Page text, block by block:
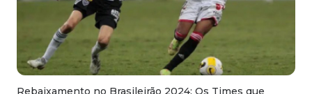
Rebaixamento no Brasileirão 2024: Os Times que